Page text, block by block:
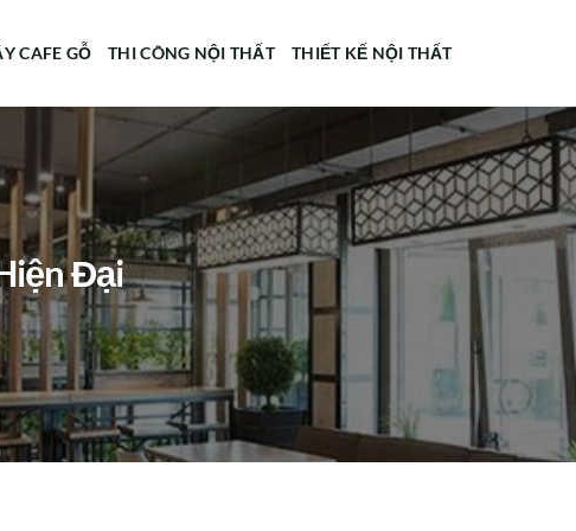
CAFE GỖ THI CÔNG NỘI THẤT THIẾT KẾ NỘI THẤT
Đại